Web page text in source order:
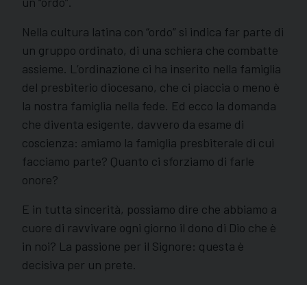
Nella cultura latina con “ordo” si indica far parte di
un gruppo ordinato, di una schiera che combatte
assieme. L’ordinazione ci ha inserito nella famiglia
del presbiterio diocesano, che ci piaccia o meno è
la nostra famiglia nella fede. Ed ecco la domanda
che diventa esigente, davvero da esame di
coscienza: amiamo la famiglia presbiterale di cui
facciamo parte? Quanto ci sforziamo di farle
onore?
E in tutta sincerità, possiamo dire che abbiamo a
cuore di ravvivare ogni giorno il dono di Dio che è
in noi? La passione per il Signore: questa è
decisiva per un prete.